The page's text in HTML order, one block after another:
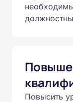
Повысить